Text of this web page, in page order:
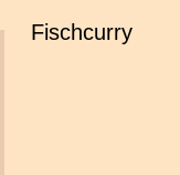
Fischcurry